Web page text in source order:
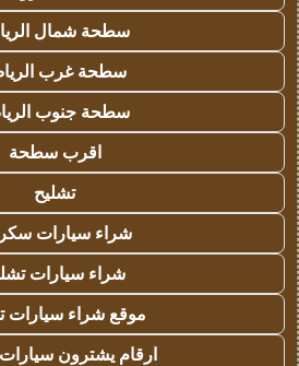
سطحة شمال
سطحة غرب
سطحة جنوب
اقرب سطحة
تشليح
شراء سيارات
شراء سيارات
موقع شراء سيارات
ارقام يشترون